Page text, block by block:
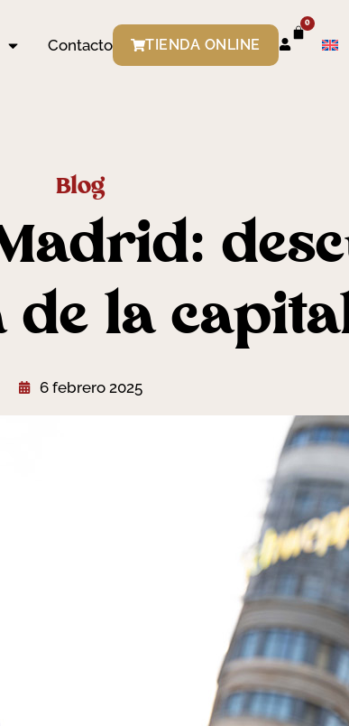
Contacto TIENDA ONLINE
0
Blog
de la
6 febrero 2025